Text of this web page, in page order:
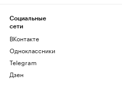
Социальные
сети
ВКонтакте
Одноклассники
Telegram
Дзен